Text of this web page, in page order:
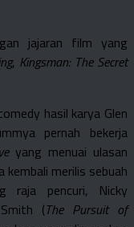
jajaran film yang
, Kingsman: The Secret
hasil karya Glen
pernah bekerja
yang menuai ulasan
merilis sebuah
raja pencuri, Nicky
(The Pursuit of